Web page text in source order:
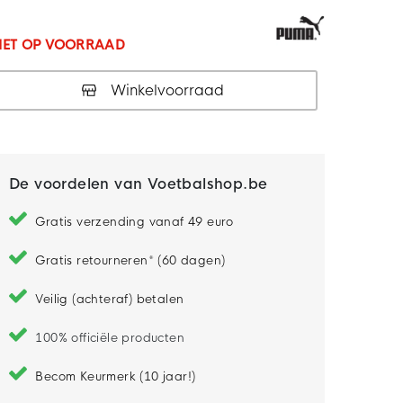
OP VOORRAAD
Winkelvoorraad
De voordelen van Voetbalshop.be
Gratis verzending vanaf 49 euro
Gratis retourneren* (60 dagen)
Veilig (achteraf) betalen
100% officiële producten
Becom Keurmerk (10 jaar!)